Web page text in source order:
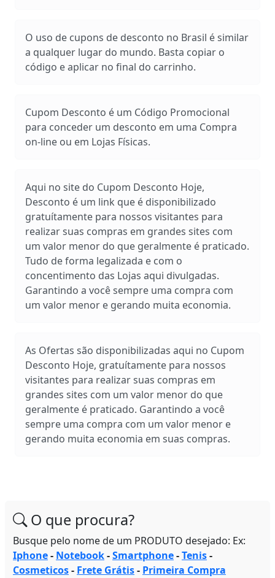
O uso de cupons de desconto no Brasil é similar
a qualquer lugar do mundo. Basta copiar o
código e aplicar no final do carrinho.
Cupom Desconto é um Código Promocional
para conceder um desconto em uma Compra
on-line ou em Lojas Físicas.
Aqui no site do Cupom Desconto Hoje,
Desconto é um link que é disponibilizado
gratuítamente para nossos visitantes para
realizar suas compras em grandes sites com
um valor menor do que geralmente é praticado.
Tudo de forma legalizada e com o
concentimento das Lojas aqui divulgadas.
Garantindo a você sempre uma compra com
um valor menor e gerando muita economia.
As Ofertas são disponibilizadas aqui no Cupom
Desconto Hoje, gratuítamente para nossos
visitantes para realizar suas compras em
grandes sites com um valor menor do que
geralmente é praticado. Garantindo a você
sempre uma compra com um valor menor e
gerando muita economia em suas compras.
O que procura?
Busque pelo nome de um PRODUTO desejado: Ex:
Iphone- Notebook-Smartphone-Tenis-
Cosmeticos- Frete Grátis- Primeira Compra